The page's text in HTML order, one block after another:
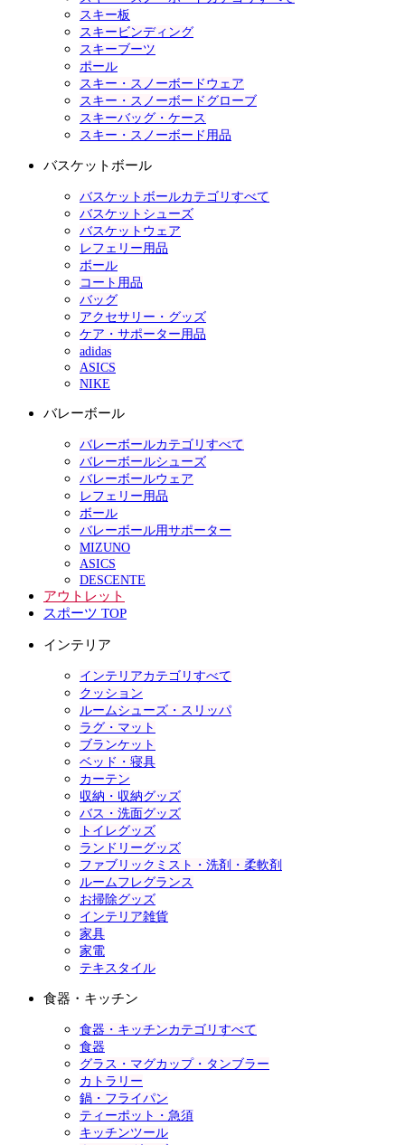
スキー板
スキービンディング
スキーブーツ
ポール
スキー・スノーボードウェア
スキー・スノーボードグローブ
スキーバッグ・ケース
スキー・スノーボード用品
バスケットボール
バスケットボールカテゴリすべて
バスケットシューズ
バスケットウェア
レフェリー用品
ボール
コート用品
バッグ
アクセサリー・グッズ
ケア・サポーター用品
adidas
ASICS
NIKE
バレーボール
バレーボールカテゴリすべて
バレーボールシューズ
バレーボールウェア
レフェリー用品
ボール
バレーボール用サポーター
MIZUNO
ASICS
DESCENTE
アウトレット
スポーツ TOP
インテリア
インテリアカテゴリすべて
クッション
ルームシューズ・スリッパ
ラグ・マット
ブランケット
ベッド・寝具
カーテン
収納・収納グッズ
バス・洗面グッズ
トイレグッズ
ランドリーグッズ
ファブリックミスト・洗剤・柔軟剤
ルームフレグランス
お掃除グッズ
インテリア雑貨
家具
家電
テキスタイル
食器・キッチン
食器・キッチンカテゴリすべて
食器
グラス・マグカップ・タンブラー
カトラリー
鍋・フライパン
ティーポット・急須
キッチンツール